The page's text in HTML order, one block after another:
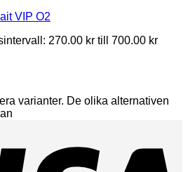
VIP O2
270.00 kr till 700.00 kr
varianter. De olika alternativen